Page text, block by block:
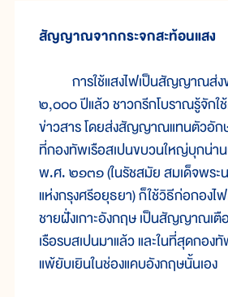
สัญญาณจากกระจกสะท้อนแสง
การใช้แสงไฟเป็นสัญญาณส่งข่
๒,๐๐๐ ปีแล้ว ชาวกรีกโบราณรู้จักใ
ข่าวสาร โดยส่งสัญญาณแทนตัวอัก
ที่กองทัพเรือสเปนขบวนใหญ่บุกน่า
พ.ศ. ๒๑๓๑ (ในรัชสมัย สมเด็จพระ
แห่งกรุงศรีอยุธยา) ก็ใช้วิธีก่อกองไ
ชายฝั่งเกาะอังกฤษ เป็นสัญญาณเตื
เรือรบสเปนมาแล้ว และในที่สุดกอง
แพ้ยับเยินในช่องแคบอังกฤษนั้นเอง